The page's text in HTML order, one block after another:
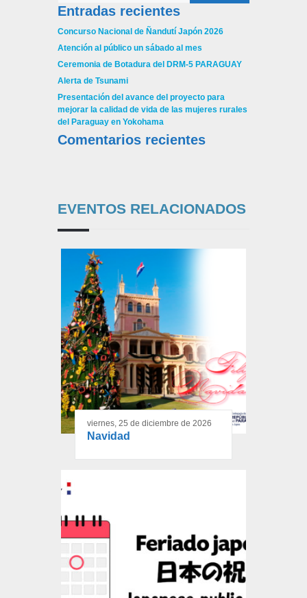
Entradas recientes
Concurso Nacional de Ñandutí Japón 2026
Atención al público un sábado al mes
Ceremonia de Botadura del DRM-5 PARAGUAY
Alerta de Tsunami
Presentación del avance del proyecto para
mejorar la calidad de vida de las mujeres rurales
del Paraguay en Yokohama
Comentarios recientes
EVENTOS RELACIONADOS
viernes, 25 de diciembre de 2026
Navidad